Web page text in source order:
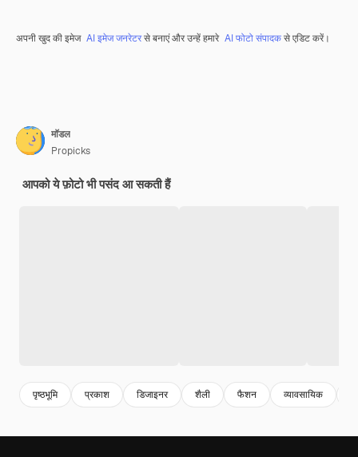
अपनी खुद की इमेज AI इमेज जनरेटरसे बनाएं और उन्हें हमारे AI फोटो संपादकसे एडिट करें।
मॉडल
Propicks
आपको ये फ़ोटो भी पसंद आ सकती हैं
पृष्ठभूमि प्रकाश डिजाइनर शैली फैशन व्यावसायिक